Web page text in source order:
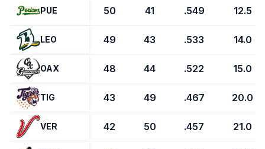
PUE 50 41 .549 12.5
LEO 49 43 .533 14.0
OAX 48 44 .522 15.0
TIG 43 49 .467 20.0
VER 42 50 .457 21.0